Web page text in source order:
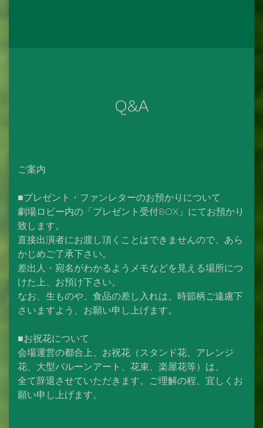
Q&A
ご案内
■プレゼント・ファンレターのお預かりについて
劇場ロビー内の「プレゼント受付BOX」にてお預かり
致します。
直接出演者にお渡し頂くことはできませんので、あら
かじめご了承下さい。
差出人・宛名がわかるようメモなどを見える場所につ
けた上、お預け下さい。
なお、生ものや、食品の差し入れは、時節柄ご遠慮下
さいますよう、お願い申し上げます。
■お祝花について
会場運営の都合上、お祝花（スタンド花、アレンジ
花、大型バルーンアート、花束、楽屋花等）は、
全て辞退させていただきます。ご理解の程、宜しくお
願い申し上げます。